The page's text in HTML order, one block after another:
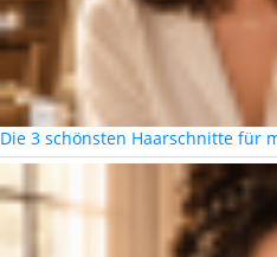
Die 3 schönsten Haarschnitte für